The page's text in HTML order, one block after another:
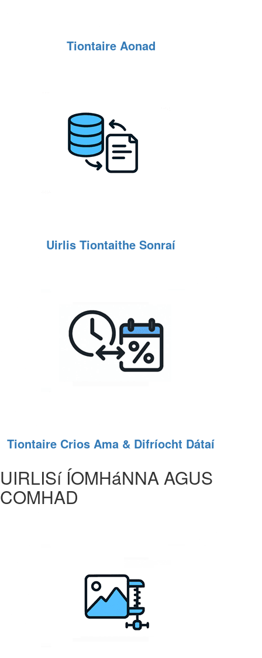
Tiontaire Aonad
Uirlis Tiontaithe Sonraí
Tiontaire Crios Ama & Difríocht Dátaí
UIRLISí ÍOMHáNNA AGUS
COMHAD